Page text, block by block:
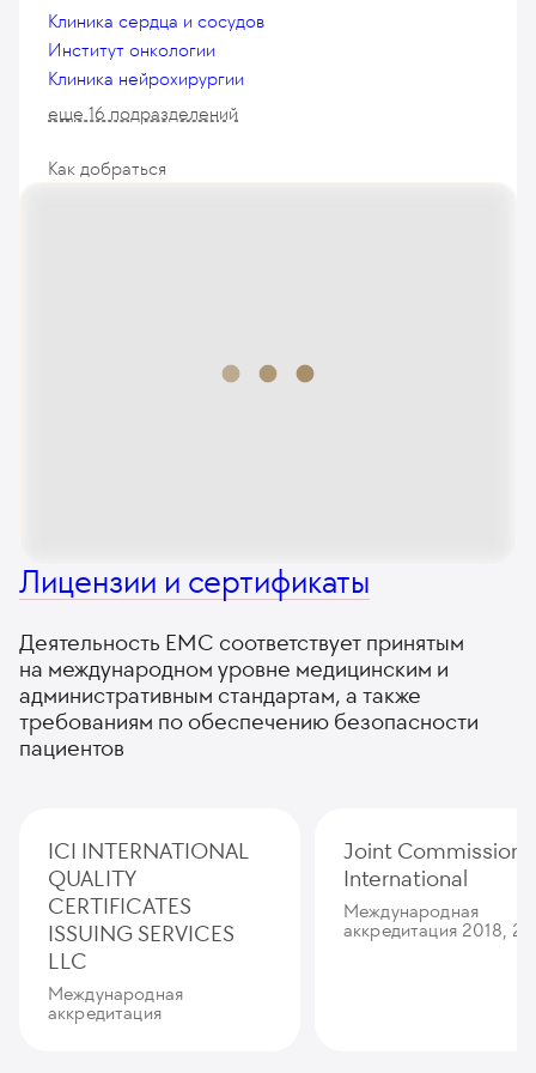
Клиника сердца и сосудов
Институт онкологии
Клиника нейрохирургии
еще 16 подразделений
Как добраться
Лицензии и сертификаты
Деятельность ЕМС соответствует принятым
на международном уровне медицинским и
административным стандартам, а также
требованиям по обеспечению безопасности
пациентов
ICI INTERNATIONAL
QUALITY
CERTIFICATES
ISSUING SERVICES
LLC
Международная
аккредитация
Joint Commission
International
Международная
аккредитация 2018,